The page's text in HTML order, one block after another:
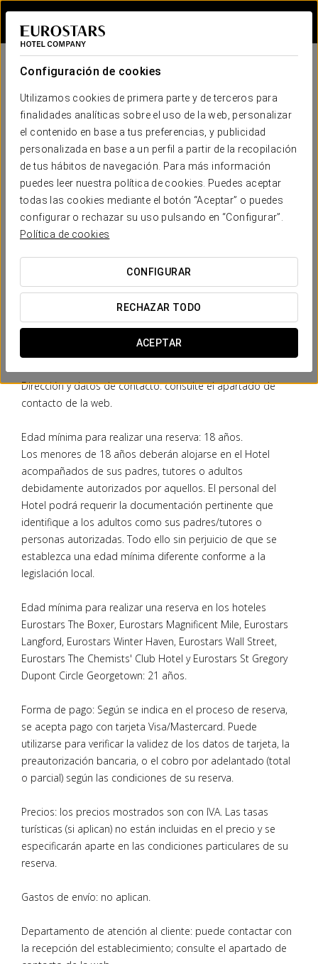
Configuración de cookies
Utilizamos cookies de primera parte y de terceros para
finalidades analíticas sobre el uso de la web, personalizar
el contenido en base a tus preferencias, y publicidad
personalizada en base a un perfil a partir de la recopilación
de tus hábitos de navegación. Para más información
puedes leer nuestra política de cookies. Puedes aceptar
todas las cookies mediante el botón “Aceptar” o puedes
configurar o rechazar su uso pulsando en “Configurar”.
Política de cookies
CONFIGURAR
RECHAZAR TODO
ACEPTAR
Condiciones generales
Las presentesCondiciones Generales , junto con las
condiciones particulares de la reserva, regulan las
condiciones de su reserva. La reserva está sujeta a la
legislación del país del establecimiento y legislación local, y
derechos del consumidor en función de su domicilio.
Protección de datos personales: la ejecución de la reserva
operador de la reserva y por el establecimiento. Para
derechos de protección de datos e información detallada
consulte el apartado “política de privacidad”. Operador de
Dirección y datos de contacto: consulte el apartado de
contacto de la web.
Edad mínima para realizar una reserva: 18 años.
Los menores de 18 años deberán alojarse en el Hotel
acompañados de sus padres, tutores o adultos
debidamente autorizados por aquellos. El personal del
Hotel podrá requerir la documentación pertinente que
identifique a los adultos como sus padres/tutores o
personas autorizadas. Todo ello sin perjuicio de que se
establezca una edad mínima diferente conforme a la
legislación local.
Edad mínima para realizar una reserva en los hoteles
Eurostars The Boxer, Eurostars Magnificent Mile, Eurostars
Langford, Eurostars Winter Haven, Eurostars Wall Street,
Eurostars The Chemists' Club Hotel y Eurostars St Gregory
Dupont Circle Georgetown: 21 años.
Forma de pago: Según se indica en el proceso de reserva,
se acepta pago con tarjeta Visa/Mastercard. Puede
utilizarse para verificar la validez de los datos de tarjeta, la
preautorización bancaria, o el cobro por adelantado (total
o parcial) según las condiciones de su reserva.
Precios: los precios mostrados son con IVA. Las tasas
turísticas (si aplican) no están incluidas en el precio y se
especificarán aparte en las condiciones particulares de su
reserva.
Gastos de envío: no aplican.
Departamento de atención al cliente: puede contactar con
la recepción del establecimiento; consulte el apartado de